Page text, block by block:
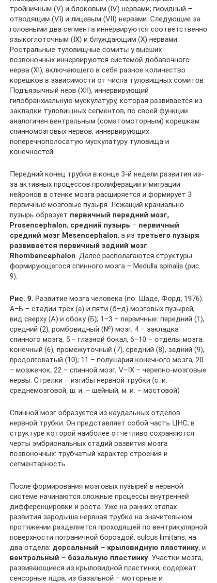
тройничным (V) и блоковым (IV) нервами; гиоидный –
отводящим (VI) и лицевым (VII) нервами. Следующие за
головными два сегмента иннервируются соответственно
языкоглоточным (IX) и блуждающим (X) нервами.
Ростральные туловищные сомиты у высших
позвоночных иннервируются системой добавочного
нерва (XI), включающего в себя разное количество
корешков в зависимости от числа туловищных сомитов.
Подъязычный нерв (XII), иннервирующий
гипобранхиальную мускулатуру, которая развивается из
закладки туловищных сегментов, по своей функции
аналогичен вентральным (соматомоторным) корешкам
спинномозговых нервов, иннервирующих
поперечнополосатую мускулатуру туловища и
конечностей.
Передний конец трубки в конце 3-й недели развития из-
за активных процессов пролиферации и миграции
нейронов в стенке мозга расширяется и формирует 3
первичные мозговые пузыря. Лежащий краниально
пузырь образует первичный передний мозг,
Prosencephalon, средний пузырь – первичный
средний мозг Mesencephalon, а из третьего пузыря
развивается первичный задний мозг
Rhombencephalon. Далее располагаются структуры
формирующегося спинного мозга – Medulla spinalis (рис.
9).
Рис. 9. Развитие мозга человека (по: Шаде, Форд, 1976).
А–Б – стадии трех (а) и пяти (б–д) мозговых пузырей;
вид сверху (А) и сбоку (Б); 1–3 – первичные: передний (1),
средний (2), ромбовидный (№) мозг; 4 – закладка
спинного мозга, 5 – глазной бокал, 6–10 – отделы мозга:
конечный (6), промежуточный (7), средний (8), задний (9),
продолговатый (10); 11 – полушария конечного мозга, 20
– мозжечок, 22 – спинной мозг, V–IX – черепно-мозговые
нервы. Стрелки – изгибы нервной трубки (с. и. –
среднемозговой, ш. и. – шейный, м. и. – мостовой)
Спинной мозг образуется из каудальных отделов
нервной трубки. Он представляет собой часть ЦНС, в
структуре которой наиболее отчетливо сохраняются
черты эмбриональных стадий развития мозга
позвоночных: трубчатый характер строения и
сегментарность.
После формирования мозговых пузырей в нервной
системе начинаются сложные процессы внутренней
дифференцировки и роста. Уже на ранних этапах
развития зародыша нервная трубка на значительном
протяжении разделяется проходящей по вентрикулярной
поверхности пограничной бороздой, sulcus limitans, на
два отдела: дорсальный – крыловидную пластинку, и
вентральный – базальную пластинку. Участки мозга,
развивающиеся из крыловидной пластинки, содержат
сенсорные ядра, из базальной – моторные и